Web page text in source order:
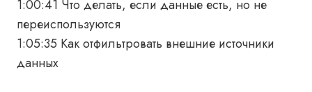
1:00:41 Что делать, если данные есть, но не
переиспользуются
1:05:35 Как отфильтровать внешние источники
данных